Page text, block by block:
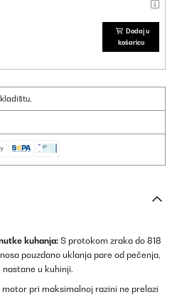
Dodaj u
košaricu
kuhanja: S protokom zraka do 818
pouzdano uklanja pare od pečenja,
u kuhinji.
motor pri maksimalnoj razini ne prelazi